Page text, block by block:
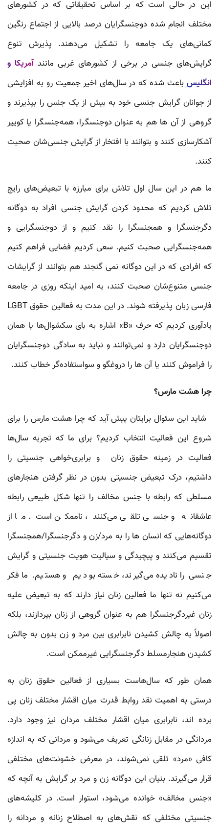
این در حالی است که بر اساس تحقیقاتی که در کشورهای
مختلف انجام شده دوجنسگرایان درصد بالایی از اجتماع رنگین
کمانی‌های یک جامعه را تشکیل می‌دهند. پذیرش تنوع
گرایش‌های جنسی در برخی از کشورهای غربی مانندآمریکا و
انگلیس باعث شده که در سال‌های اخیر جمعیت رو به افزایشی
از جوانان گرایش جنسی خود به بیش از یک جنس را بپذیرند و
گروهی از آن ها هم به عنوان دوجنسگرا، همه‌جنسگرا یا کوییر
آشکارسازی کنند و بتوانند با افتخار از گرایش جنسی‌شان صحبت
کنند.
ما هم در این سال اول تلاش برای مبارزه با تبعیض‌های رایج
تلاش کردیم که محدود کردن گرایش جنسی افراد به دوگانه
دگرجنسگرا و همجنسگرا را نقد کنیم و از دوجنسگرایی و
همه‌جنسگرایی صحبت کنیم. سعی کردیم فضایی فراهم کنیم
که افرادی که در این دوگانه نمی گنجند هم بتوانند از گرایشات
جنسی متنوع‌شان صحبت کنند، به امید اینکه روزی در جامعه
فارسی زبان پذیرفته شوند. در این مدت به فعالین حقوق LGBT
یادآوری کردیم که حرف «B» اشاره به بای سکشوال‌ها یا همان
دوجنسگرایان دارد و نمی‌توانند و نباید به سادگی دوجنسگرایان
را فراموش کنند یا آن ها را دروغگو و سواستفاده‌گر خطاب کنند.
چرا هشت مارس؟
شاید این سئوال برایتان پیش آید که چرا هشت مارس را برای
شروع این فعالیت انتخاب کردیم؟ برای ما که تجربه سال‌ها
فعالیت در زمینه حقوق زنان و برابری‌خواهی جنسیتی را
داشتیم، درک تبعیض جنسیتی بدون در نظر گرفتن هنجارهای
مسلطی که رابطه با جنس مخالف را تنها شکل طبیعی رابطه
عاشقانه و جنسی تلقی می‌کنند، ناممکن است. ما از
دوگانه‌هایی که انسان ها را به مرد/زن و دگرجنسگرا/همجنسگرا
تقسیم می‌کنند و پیچیدگی و سیالیت هویت جنسیتی و گرایش
جنسی را نادیده می‌گیرند، خسته بودیم و هستیم. ما فکر
می‌کنیم نه تنها ما فعالین زنان نیاز دارند که به تبعیض علیه
زنان غیردگرجنسگرا هم به عنوان گروهی از زنان بپردازند، بلکه
اصولاً به چالش کشیدن نابرابری بین مرد و زن بدون به چالش
کشیدن هنجارمسلط دگرجنسگرایی غیرممکن است.
همان طور که سال‌هاست بسیاری از فعالین حقوق زنان به
درستی به اهمیت نقد روابط قدرت میان اقشار مختلف زنان پی
برده اند، نابرابری میان اقشار مختلف مردان نیز وجود دارد.
مردانگی در مقابل زنانگی تعریف می‌شود و مردانی که به اندازه
کافی «مرد» تلقی نمی‌شوند، در معرض خشونت‌های مختلفی
قرار می‌گیرند. بنیان این دوگانه زن و مرد بر گرایش به آنچه که
«جنس مخالف» خوانده می‌شود، استوار است. در کلیشه‌های
جنسیتی مختلفی که نقش‌های به اصطلاح زنانه و مردانه را